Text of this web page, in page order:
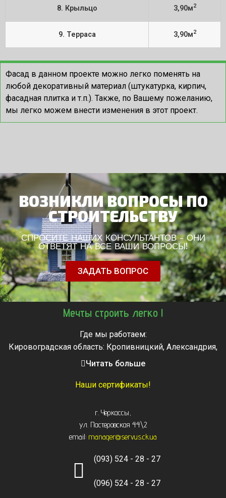
8. Крыльцо 3,90м2
9. Терраса 3,90м2
Фасад в данном проекте можно легко поменять на
любой декоративный материал (штукатурка, кирпич,
фасадная плитка и т.п.). Также, по Вашему пожеланию,
мы легко можем внести изменения в этот проект.
ВОЗНИКЛИ ВОПРОСЫ ПО
СТРОИТЕЛЬСТВУ
СПРОСИТЕ НАШИХ КОНСУЛЬТАНТОВ - ОНИ
ОТВЕТЯТ НА ВСЕ ВАШИ ВОПРОСЫ!
ЗАДАТЬ ВОПРОС
Мечты строить легко !
Где мы работаем:
Кировоградская область: Кропивницкий, Александрия,
Знаменка, Долинская, Новоархангельск, Светловодск
Звенигородка, Золотоноша, Каменка, Канев, Корсунь-
Монастырище, Смела, Тальное, Умань, Христиновка.
Черкассы, Чигирин, Чорнобай, Шпола
Читать больше
Наши сертификаты!
г. Черкассы
ул. Пастеровская 44\2
email: manager@servus.ck.ua
(093) 524 - 28 - 27
(096) 524 - 28 - 27